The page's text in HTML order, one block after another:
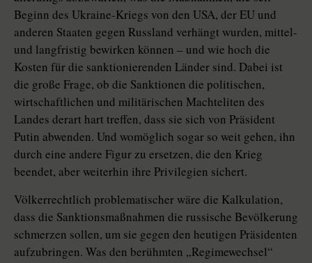
Beginn des Ukraine-Kriegs von den USA, der EU und
anderen Staaten gegen Russland verhängt wurden, mittel-
und langfristig bewirken können – und wie hoch die
Kosten für die sanktionierenden Länder sind. Dabei ist
die große Frage, ob die Sanktionen die politischen,
wirtschaft­lichen und militärischen Machteliten des
Landes derart hart treffen, dass sie sich von Präsident
Putin abwenden. Und womöglich sogar so weit gehen, ihn
durch eine andere Figur zu ersetzen, die den Krieg
beendet, aber weiterhin ihre Privi­le­gien ­sichert.
Völkerrechtlich problematischer wä­re die Kalkulation,
dass die Sank­tions­maß­nahmen die russische Bevölkerung
schmerzen sollen, um sie gegen den heutigen Präsidenten
aufzubringen. Was den berühmten „Re­gime­wechsel“